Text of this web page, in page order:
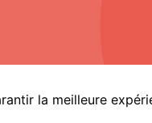
la meilleure